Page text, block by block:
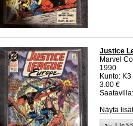
Justice
Marvel
1990
Kunto:
3.00 €
Näytä